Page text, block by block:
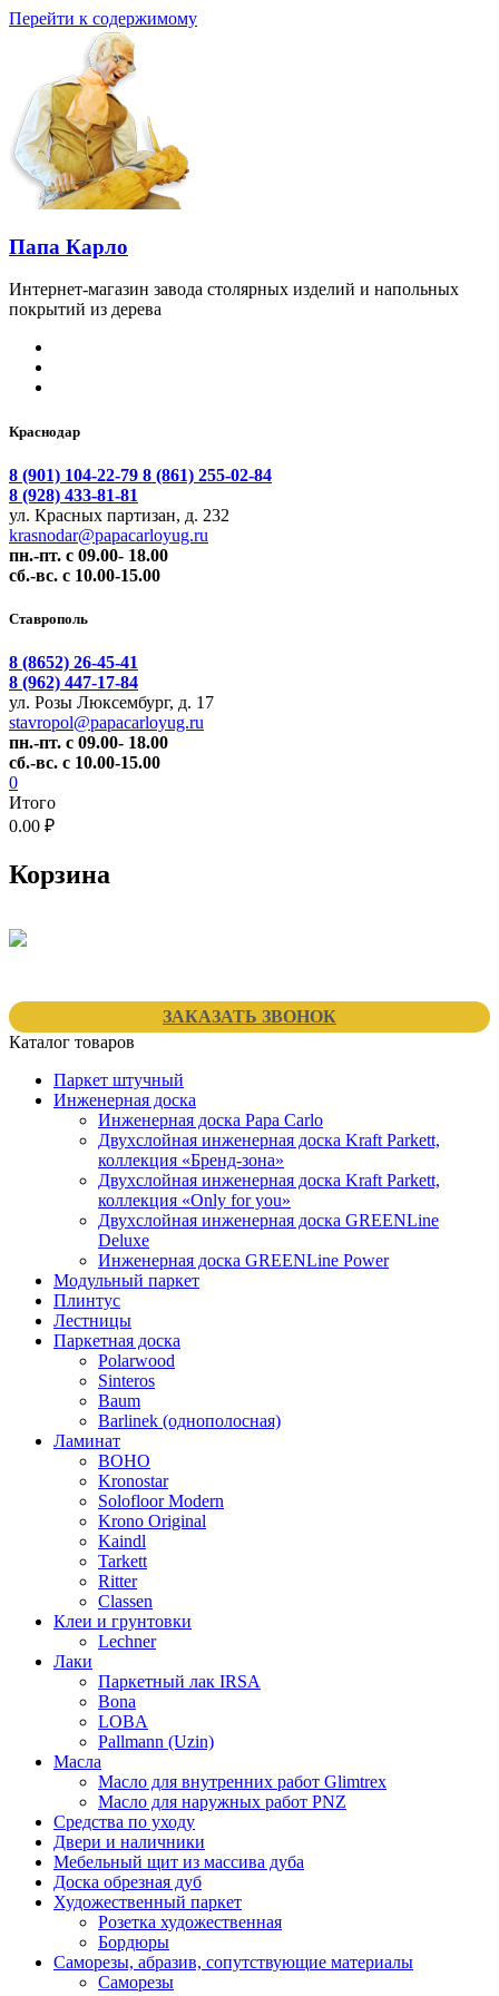
Перейти к содержимому
Папа Карло
Интернет-магазин завода столярных изделий и напольных
покрытий из дерева
Краснодар
8 (901) 104-22-79 8 (861) 255-02-84
8 (928) 433-81-81
ул. Красных партизан, д. 232
krasnodar@papacarloyug.ru
пн.-пт. с 09.00- 18.00
сб.-вс. с 10.00-15.00
Ставрополь
8 (8652) 26-45-41
8 (962) 447-17-84
ул. Розы Люксембург, д. 17
stavropol@papacarloyug.ru
пн.-пт. с 09.00- 18.00
сб.-вс. с 10.00-15.00
0
Итого
0.00 ₽
Корзина
ЗАКАЗАТЬ ЗВОНОК
Каталог товаров
Паркет штучный
Инженерная доска
Инженерная доска Papa Carlo
Двухслойная инженерная доска Kraft Parkett,
коллекция «Бренд-зона»
Двухслойная инженерная доска Kraft Parkett,
коллекция «Only for you»
Двухслойная инженерная доска GREENLine
Deluxe
Инженерная доска GREENLine Power
Модульный паркет
Плинтус
Лестницы
Паркетная доска
Polarwood
Sinteros
Baum
Barlinek (однополосная)
Ламинат
BOHO
Kronostar
Solofloor Modern
Krono Original
Kaindl
Tarkett
Ritter
Classen
Клеи и грунтовки
Lechner
Лаки
Паркетный лак IRSA
Bona
LOBA
Pallmann (Uzin)
Масла
Масло для внутренних работ Glimtrex
Масло для наружных работ PNZ
Средства по уходу
Двери и наличники
Мебельный щит из массива дуба
Доска обрезная дуб
Художественный паркет
Розетка художественная
Бордюры
Саморезы, абразив, сопутствующие материалы
Саморезы